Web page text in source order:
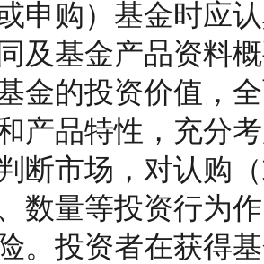
或申购）基金时应
及基金产品资料
金的投资价值，
产品特性，充分
断市场，对认购
数量等投资行为
。投资者在获得